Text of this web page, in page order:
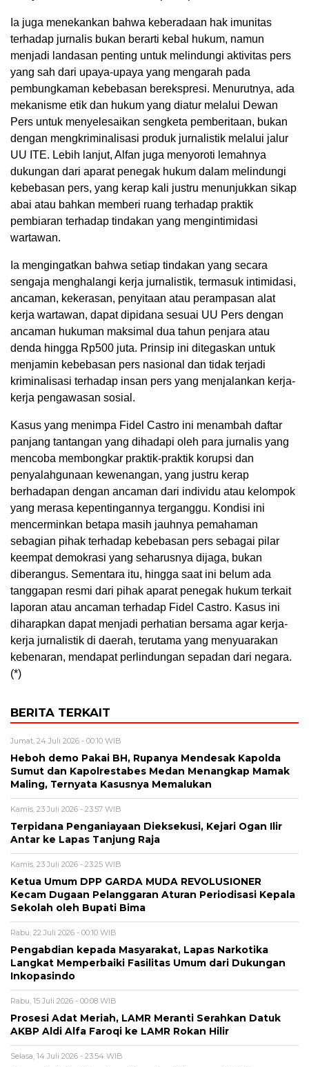
Ia juga menekankan bahwa keberadaan hak imunitas
terhadap jurnalis bukan berarti kebal hukum, namun
menjadi landasan penting untuk melindungi aktivitas pers
yang sah dari upaya-upaya yang mengarah pada
pembungkaman kebebasan berekspresi. Menurutnya, ada
mekanisme etik dan hukum yang diatur melalui Dewan
Pers untuk menyelesaikan sengketa pemberitaan, bukan
dengan mengkriminalisasi produk jurnalistik melalui jalur
UU ITE. Lebih lanjut, Alfan juga menyoroti lemahnya
dukungan dari aparat penegak hukum dalam melindungi
kebebasan pers, yang kerap kali justru menunjukkan sikap
abai atau bahkan memberi ruang terhadap praktik
pembiaran terhadap tindakan yang mengintimidasi
wartawan.
Ia mengingatkan bahwa setiap tindakan yang secara
sengaja menghalangi kerja jurnalistik, termasuk intimidasi,
ancaman, kekerasan, penyitaan atau perampasan alat
kerja wartawan, dapat dipidana sesuai UU Pers dengan
ancaman hukuman maksimal dua tahun penjara atau
denda hingga Rp500 juta. Prinsip ini ditegaskan untuk
menjamin kebebasan pers nasional dan tidak terjadi
kriminalisasi terhadap insan pers yang menjalankan kerja-
kerja pengawasan sosial.
Kasus yang menimpa Fidel Castro ini menambah daftar
panjang tantangan yang dihadapi oleh para jurnalis yang
mencoba membongkar praktik-praktik korupsi dan
penyalahgunaan kewenangan, yang justru kerap
berhadapan dengan ancaman dari individu atau kelompok
yang merasa kepentingannya terganggu. Kondisi ini
mencerminkan betapa masih jauhnya pemahaman
sebagian pihak terhadap kebebasan pers sebagai pilar
keempat demokrasi yang seharusnya dijaga, bukan
diberangus. Sementara itu, hingga saat ini belum ada
tanggapan resmi dari pihak aparat penegak hukum terkait
laporan atau ancaman terhadap Fidel Castro. Kasus ini
diharapkan dapat menjadi perhatian bersama agar kerja-
kerja jurnalistik di daerah, terutama yang menyuarakan
kebenaran, mendapat perlindungan sepadan dari negara.
(*)
BERITA TERKAIT
Jumat, 24 Juli 2026 - 00:10 WIB
Heboh demo Pakai BH, Rupanya Mendesak Kapolda
Sumut dan Kapolrestabes Medan Menangkap Mamak
Maling, Ternyata Kasusnya Memalukan
Kamis, 23 Juli 2026 - 23:57 WIB
Terpidana Penganiayaan Dieksekusi, Kejari Ogan Ilir
Antar ke Lapas Tanjung Raja
Kamis, 23 Juli 2026 - 23:25 WIB
Ketua Umum DPP GARDA MUDA REVOLUSIONER
Kecam Dugaan Pelanggaran Aturan Periodisasi Kepala
Sekolah oleh Bupati Bima
Rabu, 22 Juli 2026 - 00:10 WIB
Pengabdian kepada Masyarakat, Lapas Narkotika
Langkat Memperbaiki Fasilitas Umum dari Dukungan
Inkopasindo
Rabu, 15 Juli 2026 - 00:08 WIB
Prosesi Adat Meriah, LAMR Meranti Serahkan Datuk
AKBP Aldi Alfa Faroqi ke LAMR Rokan Hilir
Selasa, 14 Juli 2026 - 23:54 WIB